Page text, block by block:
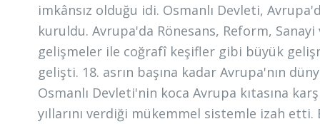
imkânsız olduğu idi. Osmanlı Devleti,
kuruldu. Avrupa'da Rönesans, Reform,
gelişmeler ile coğrafî keşifler gibi büyük
gelişti. 18. asrın başına kadar Avrupa'nın
Osmanlı Devleti'nin koca Avrupa kıtasına
yıllarını verdiği mükemmel sistemle izah